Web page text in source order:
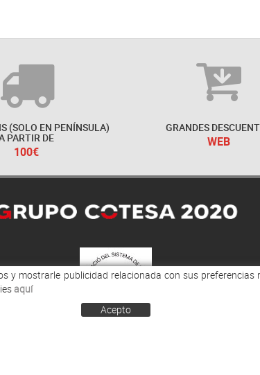
(SOLO EN PENÍNSULA)
PARTIR DE
100€
GRANDES
WEB
mostrarle publicidad relacionada con sus
aquí
Acepto